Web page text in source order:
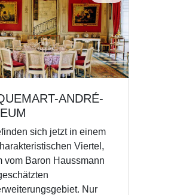
ANDRÉ-
sich jetzt in einem
Viertel,
vom Baron Haussmann
Nur